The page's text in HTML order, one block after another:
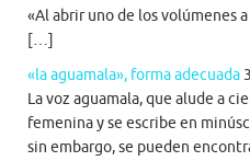
«Al abrir uno de los volúmenes
[…]
«la aguamala», forma adecuada
La voz aguamala, que alude a
femenina y se escribe en
sin embargo, se pueden